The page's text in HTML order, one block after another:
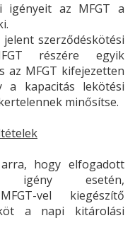
igényeit az MFGT a
szerződéskötési
részére egyik
az MFGT kifejezetten
kapacitás lekötési
minősítse.
hogy elfogadott
igény esetén,
vel kiegészítő
köt a napi kitárolási